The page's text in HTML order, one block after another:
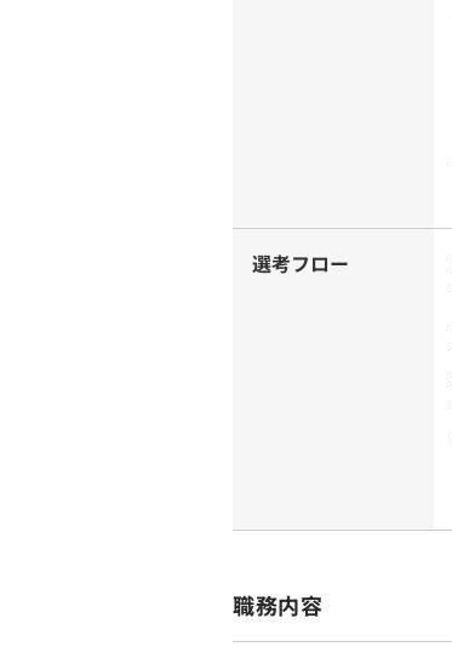
選考フロー
職務内容